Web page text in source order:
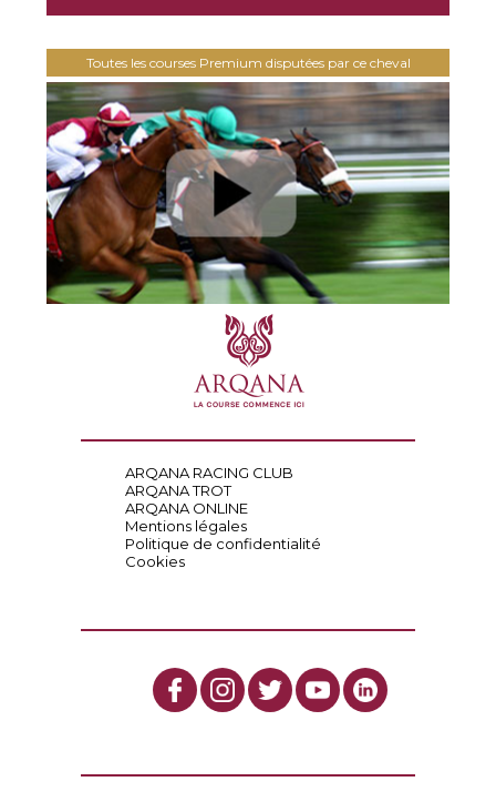
Toutes les courses Premium disputées par ce cheval
ARQANA RACING CLUB
ARQANA TROT
ARQANA ONLINE
Mentions légales
Politique de confidentialité
Cookies